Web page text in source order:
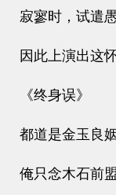
寂寥时，试遣愚
因此上演出这怀
《终身误》
都道是金玉良姻
俺只念木石前盟